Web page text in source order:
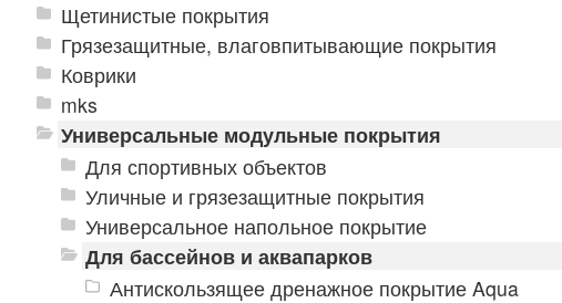
Щетинистые покрытия
Грязезащитные, влаговпитывающие покрытия
Коврики
mks
Универсальные модульные покрытия
Для спортивных объектов
Уличные и грязезащитные покрытия
Универсальное напольное покрытие
Для бассейнов и аквапарков
Антискользящее дренажное покрытие Aqua